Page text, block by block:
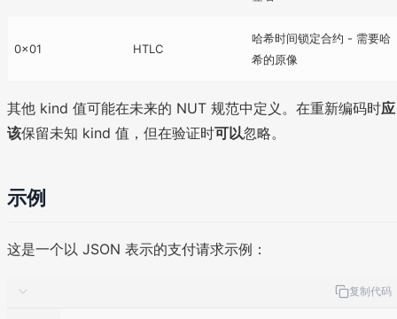
0x01 HTLC
哈希时间锁定合约 - 需要哈
希的原像
其他 kind 值可能在未来的 NUT 规范中定义。在重新编码时应
该保留未知 kind 值，但在验证时可以忽略。
示例
这是一个以 JSON 表示的支付请求示例：
复制代码